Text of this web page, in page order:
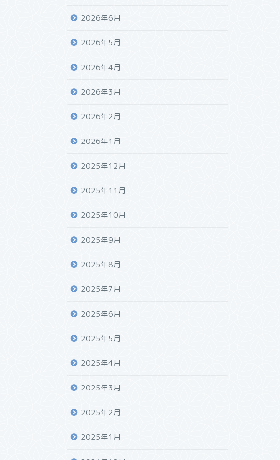
2026年6月
2026年5月
2026年4月
2026年3月
2026年2月
2026年1月
2025年12月
2025年11月
2025年10月
2025年9月
2025年8月
2025年7月
2025年6月
2025年5月
2025年4月
2025年3月
2025年2月
2025年1月